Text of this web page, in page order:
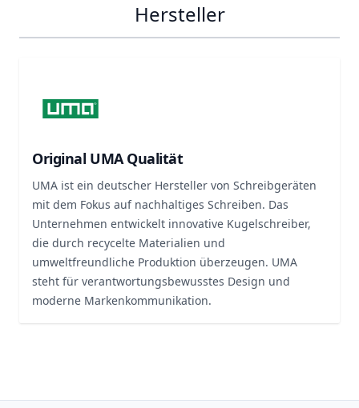
Hersteller
Original UMA Qualität
UMA ist ein deutscher Hersteller von Schreibgeräten
mit dem Fokus auf nachhaltiges Schreiben. Das
Unternehmen entwickelt innovative Kugelschreiber,
die durch recycelte Materialien und
umweltfreundliche Produktion überzeugen. UMA
steht für verantwortungsbewusstes Design und
moderne Markenkommunikation.